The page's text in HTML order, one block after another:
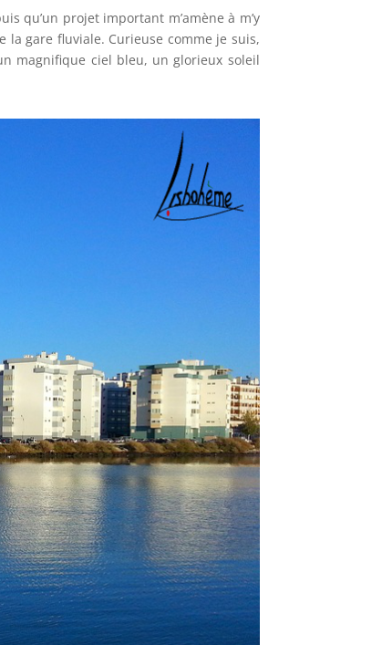
qu’un projet important m’amène à m’y
la gare fluviale. Curieuse comme je suis,
magnifique ciel bleu, un glorieux soleil